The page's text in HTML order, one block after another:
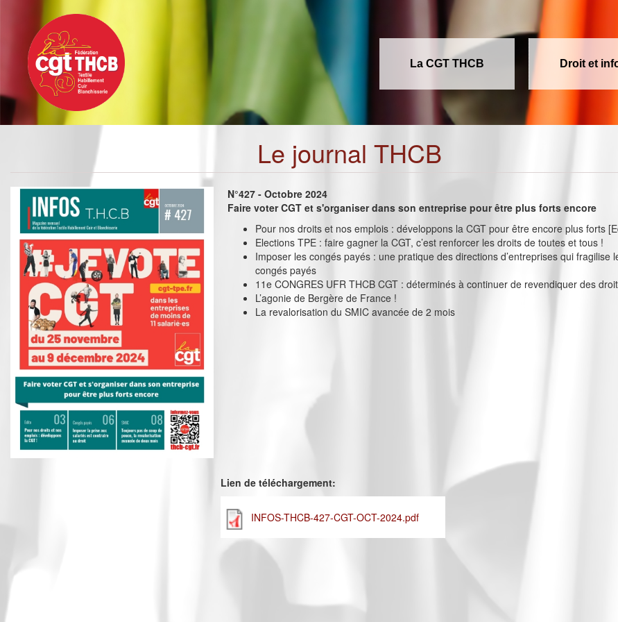
contenu
principal
La CGT THCB Droit et
Le journal THCB
N°427 - Octobre 2024
Faire voter CGT et s'organiser dans son entreprise pour être plus forts encore
Pour nos droits et nos emplois : développons la CGT pour être encore plus forts
Elections TPE : faire gagner la CGT, c’est renforcer les droits de toutes et tous !
Imposer les congés payés : une pratique des directions d’entreprises qui fragilise
congés payés
11e CONGRES UFR THCB CGT : déterminés à continuer de revendiquer des
L’agonie de Bergère de France !
La revalorisation du SMIC avancée de 2 mois
Lien de téléchargement:
INFOS-THCB-427-CGT-OCT-2024.pdf